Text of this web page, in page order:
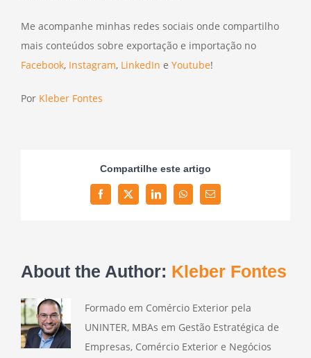
Me acompanhe minhas redes sociais onde compartilho
mais conteúdos sobre exportação e importação no
Facebook, Instagram, LinkedIn e Youtube!
Por Kleber Fontes
Compartilhe este artigo
FacebookTwitterLinkedInWhatsAppEmail
About the Author: Kleber Fontes
Formado em Comércio Exterior pela
UNINTER, MBAs em Gestão Estratégica de
Empresas, Comércio Exterior e Negócios